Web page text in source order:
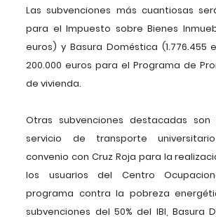
Las subvenciones más cuantiosas
para el Impuesto sobre Bienes
euros) y Basura Doméstica (1.776.455
200.000 euros para el Programa de
de vivienda.
Otras subvenciones destacadas
servicio de transporte
convenio con Cruz Roja para la
los usuarios del Centro
programa contra la pobreza
subvenciones del 50% del IBI, Basura